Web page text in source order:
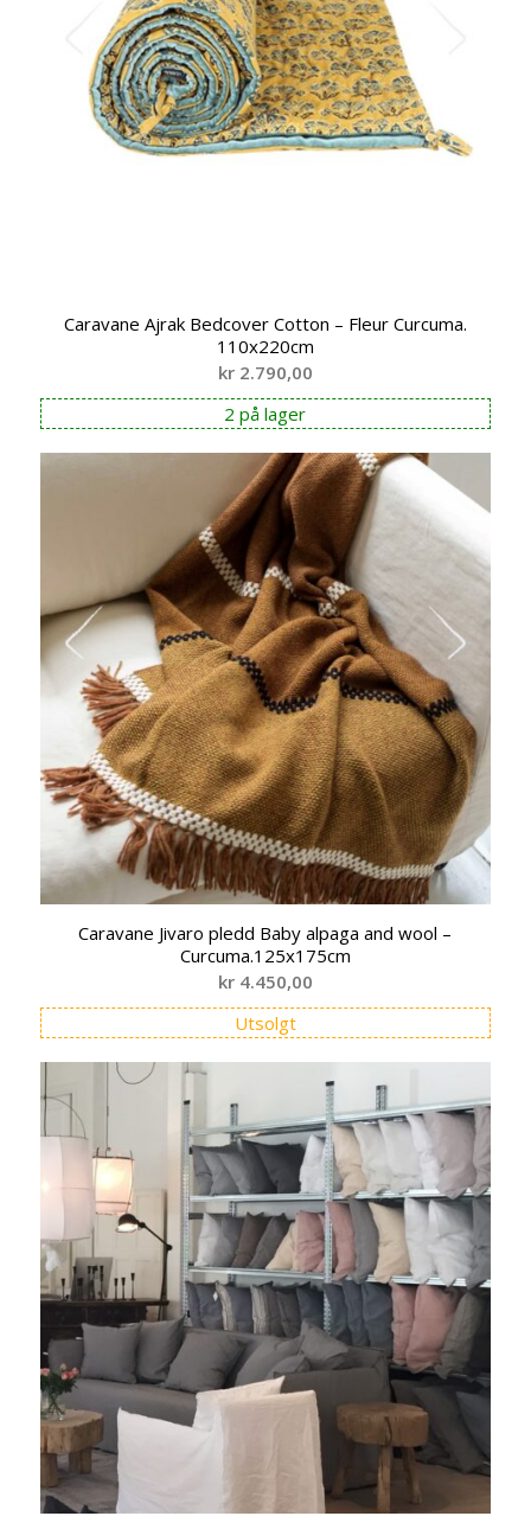
Caravane Ajrak Bedcover Cotton – Fleur Curcuma.
110x220cm
kr2.790,00
2 på lager
Caravane Jivaro pledd Baby alpaga and wool –
Curcuma.125x175cm
kr4.450,00
Utsolgt